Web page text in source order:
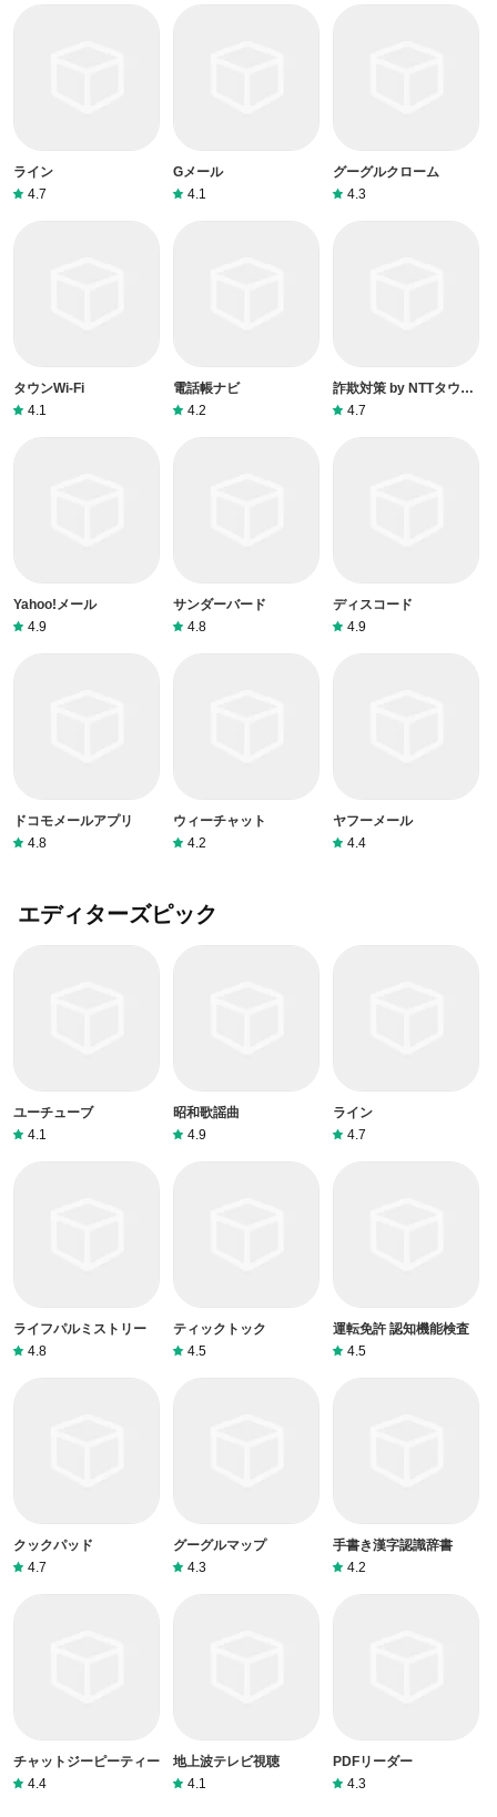
ライン
4.7
Gメール
4.1
グーグルクローム
4.3
タウンWi-Fi
4.1
電話帳ナビ
4.2
詐欺対策 by NTTタウン
ページ
4.7
Yahoo!メール
4.9
サンダーバード
4.8
ディスコード
4.9
ドコモメールアプリ
4.8
ウィーチャット
4.2
ヤフーメール
4.4
エディターズピック
ユーチューブ
4.1
昭和歌謡曲
4.9
ライン
4.7
ライフパルミストリー
4.8
ティックトック
4.5
運転免許 認知機能検査
4.5
クックパッド
4.7
グーグルマップ
4.3
手書き漢字認識辞書
4.2
チャットジーピーティー
4.4
地上波テレビ視聴
4.1
PDFリーダー
4.3